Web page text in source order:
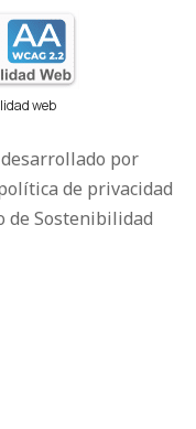
web
por
de privacidad
de Sostenibilidad